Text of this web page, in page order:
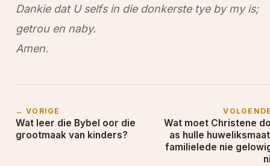
Dankie dat U selfs in die donkerste tye by my is;
getrou en naby.
Amen.
← VORIGE
Wat leer die Bybel oor die
grootmaak van kinders?
Wat moet Christene
as hulle
familielede nie